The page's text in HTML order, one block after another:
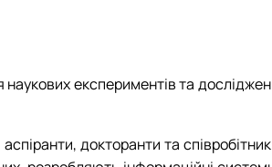
експериментів та
докторанти та